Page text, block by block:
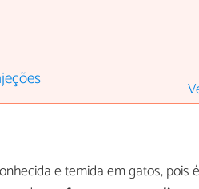
e temida em gatos, pois